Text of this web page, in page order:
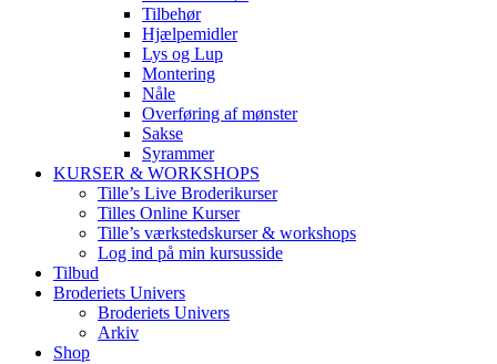
Tilbehør
Hjælpemidler
Lys og Lup
Montering
Nåle
Overføring af mønster
Sakse
Syrammer
KURSER & WORKSHOPS
Tille’s Live Broderikurser
Tilles Online Kurser
Tille’s værkstedskurser & workshops
Log ind på min kursusside
Tilbud
Broderiets Univers
Broderiets Univers
Arkiv
Shop